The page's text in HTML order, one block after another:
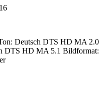
Deutsch DTS HD MA 2.0
DTS HD MA 5.1 Bildformat: